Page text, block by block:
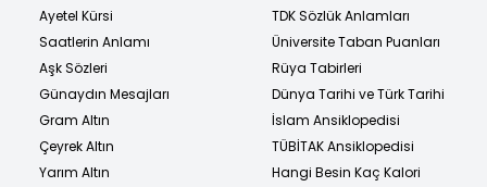
Ayetel Kürsi
Saatlerin Anlamı
Aşk Sözleri
Günaydın Mesajları
Gram Altın
Çeyrek Altın
Yarım Altın
TDK Sözlük Anlamları
Üniversite Taban Puanları
Rüya Tabirleri
Dünya Tarihi ve Türk Tarihi
İslam Ansiklopedisi
TÜBİTAK Ansiklopedisi
Hangi Besin Kaç Kalori